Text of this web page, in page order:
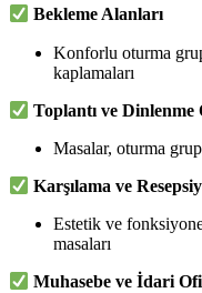
Bekleme Alanları
Konforlu oturma
kaplamaları
Toplantı ve Dinlenme
Masalar, oturma
Karşılama ve
Estetik ve
masaları
Muhasebe ve İdari